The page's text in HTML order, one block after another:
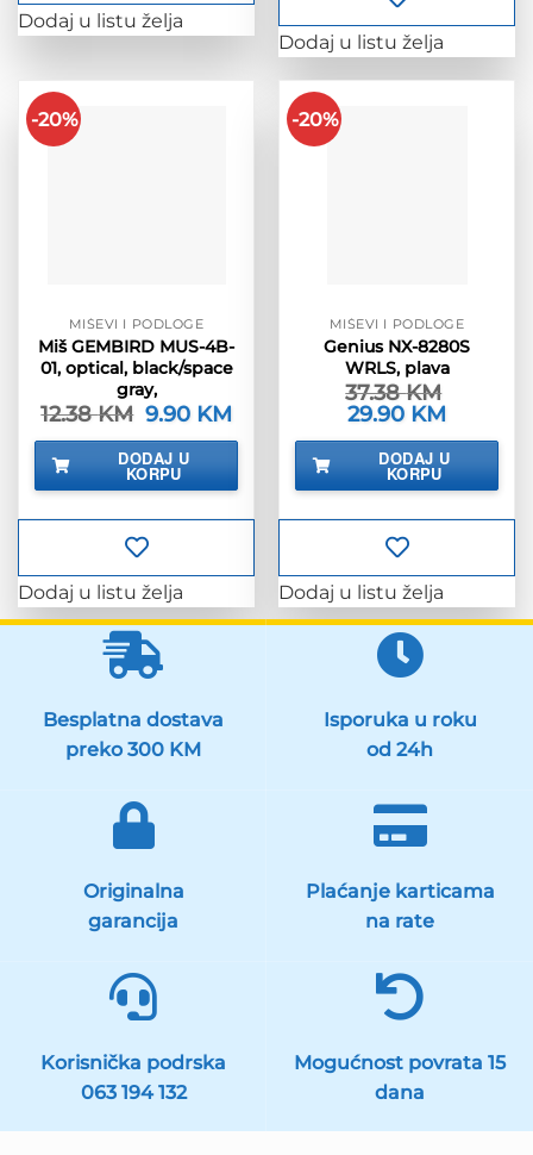
Dodaj u listu želja
Dodaj u listu želja
-20%
MIŠEVI I PODLOGE
Miš GEMBIRD MUS-4B-
01, optical, black/space
gray,
12.38KM Izvorna
cijena
bila
je:
12.38 KM.
9.90 KM
je:
DODAJ U
KORPU
Dodaj u listu želja
-20%
MIŠEVI I PODLOGE
Genius NX-8280S
WRLS, plava
37.38KM
Izvorna
cijena
bila
37.38 KM.
29.90 KM
je:
29.90 KM.
DODAJ U
KORPU
Dodaj u listu želja
Besplatna dostava
preko 300 KM
Isporuka u roku
od 24h
Originalna
garancija
Plaćanje karticama
na rate
Korisnička podrska
063 194 132
Mogućnost povrata 15
dana